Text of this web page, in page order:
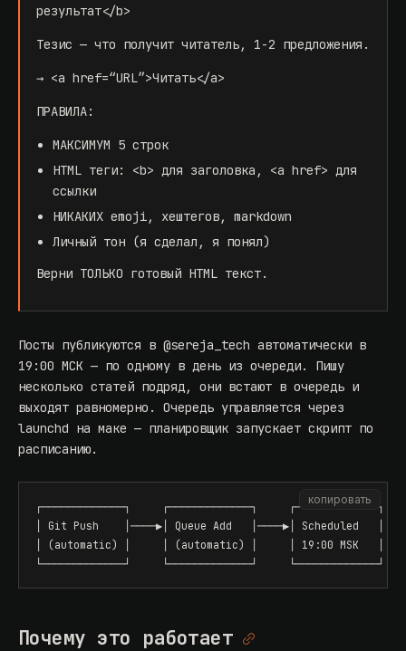
результат</b>
Тезис — что получит читатель, 1-2 предложения.
→ <a href=“URL”>Читать</a>
ПРАВИЛА:
МАКСИМУМ 5 строк
HTML теги: <b> для заголовка, <a href> для
ссылки
НИКАКИХ emoji, хештегов, markdown
Личный тон (я сделал, я понял)
Верни ТОЛЬКО готовый HTML текст.
Посты публикуются в @sereja_tech автоматически в
19:00 МСК — по одному в день из очереди. Пишу
несколько статей подряд, они встают в очередь и
выходят равномерно. Очередь управляется через
launchd на маке — планировщик запускает скрипт по
расписанию.
копировать
┌─────────────┐     ┌─────────────┐     ┌─────────────┐
│ Git Push    │────▶│ Queue Add   │────▶│ Scheduled   │
│ (automatic) │     │ (automatic) │     │ 19:00 MSK   │
└─────────────┘     └─────────────┘     └─────────────┘
Почему это работает